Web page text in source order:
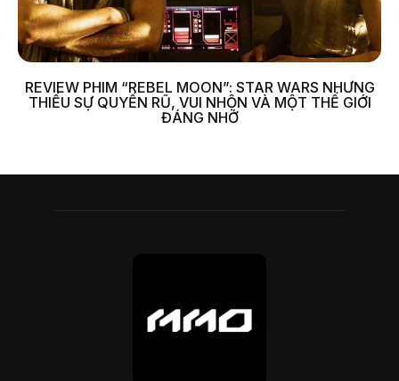
REVIEW PHIM “REBEL MOON”: STAR WARS NHƯNG
THIẾU SỰ QUYẾN RŨ, VUI NHỘN VÀ MỘT THẾ GIỚI
ĐÁNG NHỚ